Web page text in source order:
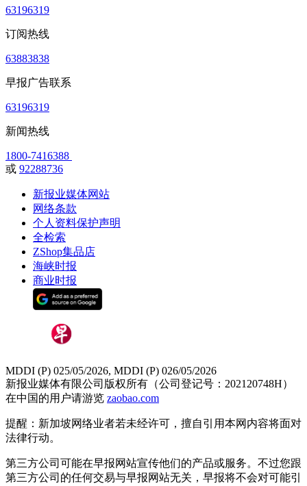
63196319
订阅热线
63883838
早报广告联系
63196319
新闻热线
1800-7416388
或 92288736
新报业媒体网站
网络条款
个人资料保护声明
全检索
ZShop集品店
海峡时报
商业时报
MDDI (P) 025/05/2026, MDDI (P) 026/05/2026
新报业媒体有限公司版权所有（公司登记号：202120748H）
在中国的用户请游览 zaobao.com
提醒：新加坡网络业者若未经许可，擅自引用本网内容将面对
法律行动。
第三方公司可能在早报网站宣传他们的产品或服务。不过您跟
第三方公司的任何交易与早报网站无关，早报将不会对可能引